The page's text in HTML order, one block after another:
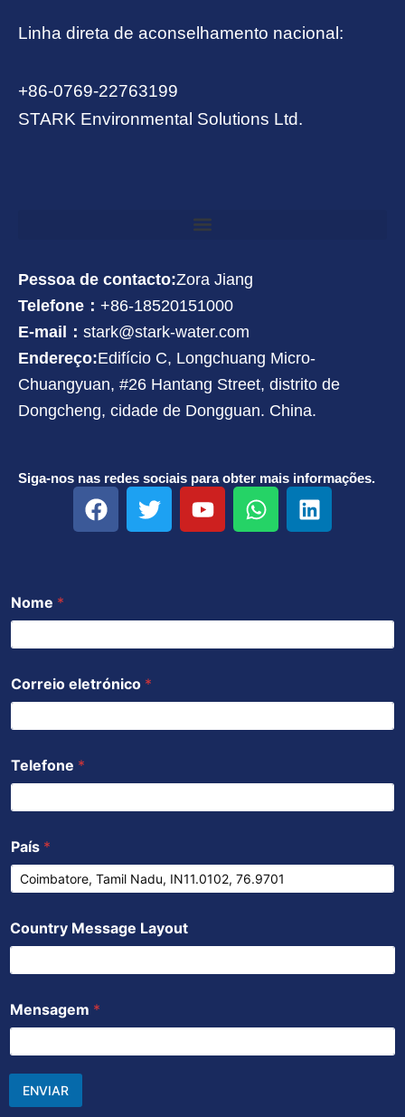
Linha direta de aconselhamento nacional:
+86-0769-22763199
STARK Environmental Solutions Ltd.
Pessoa de contacto:Zora Jiang
Telefone： +86-18520151000
E-mail： stark@stark-water.com
Endereço:Edifício C, Longchuang Micro-
Chuangyuan, #26 Hantang Street, distrito de
Dongcheng, cidade de Dongguan. China.
Siga-nos nas redes sociais para obter mais informações.
F
a
k
T
w
Y
o
W
h
p
L
i
n
Nome *
Correio eletrónico *
Telefone *
País *
Country Message Layout
Mensagem *
ENVIAR